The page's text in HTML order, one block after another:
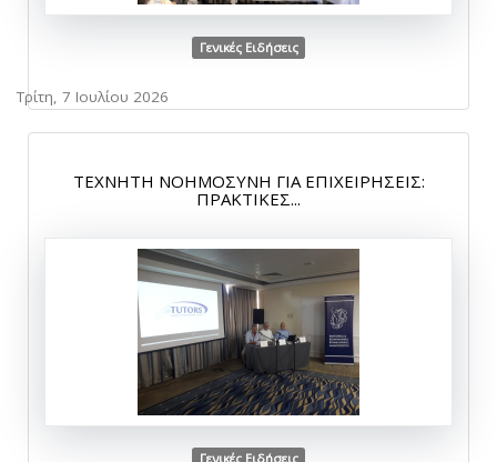
Γενικές Ειδήσεις
Τρίτη, 7 Ιουλίου 2026
ΤΕΧΝΗΤΗ ΝΟΗΜΟΣΥΝΗ ΓΙΑ ΕΠΙΧΕΙΡΗΣΕΙΣ:
ΠΡΑΚΤΙΚΕΣ...
Γενικές Ειδήσεις